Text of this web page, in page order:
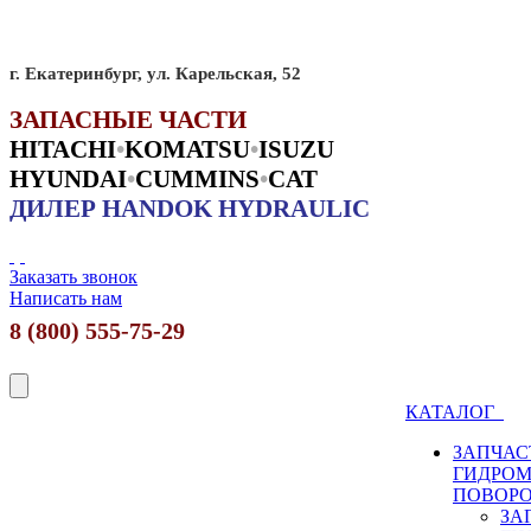
г. Екатеринбург, ул. Карельская, 52
ЗАПАСНЫЕ ЧАСТИ
HITACHI•KOMATSU•ISUZU
HYUNDAI•CUMMINS•CAT
ДИЛЕР HANDOK HYDRAULIC
Заказать звонок
Написать нам
8 (800) 555-75-29
КАТАЛОГ